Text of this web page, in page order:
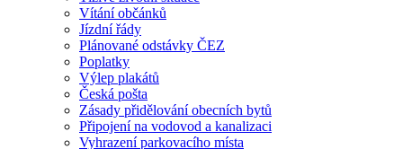
Vítání občánků
Jízdní řády
Plánované odstávky ČEZ
Poplatky
Výlep plakátů
Česká pošta
Zásady přidělování obecních bytů
Připojení na vodovod a kanalizaci
Vyhrazení parkovacího místa